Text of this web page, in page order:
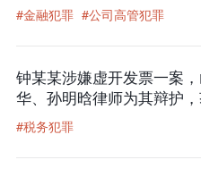
#金融犯罪 #公司高管犯罪
钟某某涉嫌虚开发票一案
华、孙明晗律师为其辩护
#税务犯罪